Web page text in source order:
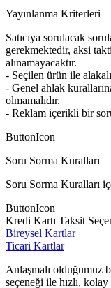
Yayınlanma Kriterleri
Satıcıya sorulacak
gerekmektedir, aksi
alınamayacaktır.
- Seçilen ürün ile
- Genel ahlak
olmamalıdır.
- Reklam içerikli bir
ButtonIcon
Soru Sorma Kuralları
Soru Sorma Kuralları
ButtonIcon
Kredi Kartı Taksit
Bireysel Kartlar
Ticari Kartlar
Anlaşmalı olduğumuz
seçeneği ile hızlı,